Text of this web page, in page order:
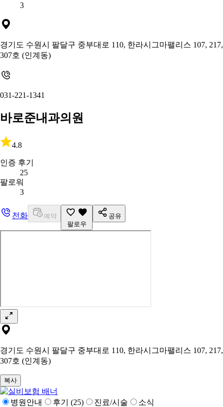
3
경기도 수원시 팔달구 중부대로 110, 한라시그마팰리스 107, 217,
307호 (인계동)
031-221-1341
바로준내과의원
4.8
인증 후기
25
팔로워
3
전화
예약
팔로우
공유
경기도 수원시 팔달구 중부대로 110, 한라시그마팰리스 107, 217,
307호 (인계동)
복사
병원안내 후기 (25) 진료/시술 소식